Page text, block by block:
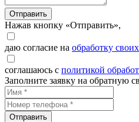
Отправить
Нажав кнопку «Отправить»,
даю согласие на обработку
соглашаюсь с политикой
Заполните заявку на обратную
Отправить